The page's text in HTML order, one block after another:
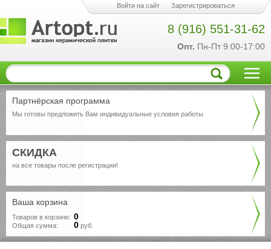
Войти на сайт Зарегистрироваться
8 (916) 551-31-62
Опт. Пн-Пт 9:00-17:00
Партнёрская программа
Мы готовы предложить Вам индивидуальные условия работы
СКИДКА
на все товары после регистрации!
Ваша корзина
Товаров в корзине: 0
Общая сумма: 0 руб.